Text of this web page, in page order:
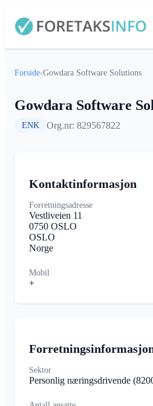
Forside›Gowdara Software Solutions
Gowdara Software
ENK Org.nr: 829567822
Kontaktinformasjon
Forretningsadresse
Vestliveien 11
0750 OSLO
OSLO
Norge
Mobil
+
Sektor
Personlig næringsdrivende